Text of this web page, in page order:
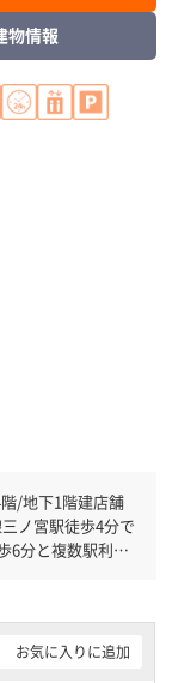
物情報
/地下1階建店舗
6分と複数駅利用
可能になりますの
ますので、車を利
お気に入りに追加